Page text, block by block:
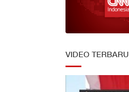
VIDEO TERBARU